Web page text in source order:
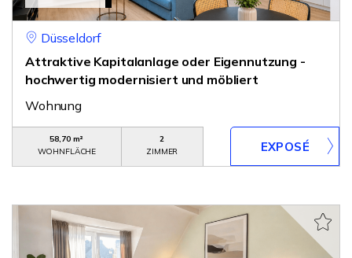
Düsseldorf
Attraktive Kapitalanlage oder Eigennutzung -
hochwertig modernisiert und möbliert
Wohnung
58,70 m²
WOHNFLÄCHE
2
ZIMMER